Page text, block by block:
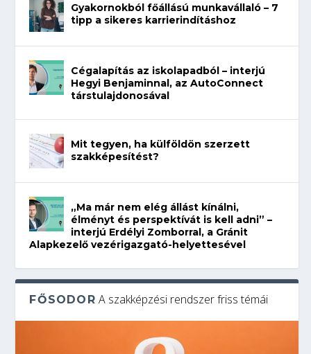
Gyakornokból főállású munkavállaló – 7
tipp a sikeres karrierindításhoz
Cégalapítás az iskolapadból – interjú
Hegyi Benjaminnal, az AutoConnect
társtulajdonosával
Mit tegyen, ha külföldön szerzett
szakképesítést?
„Ma már nem elég állást kínálni,
élményt és perspektívát is kell adni” –
interjú Erdélyi Zomborral, a Gránit
Alapkezelő vezérigazgató-helyettesével
FŐSODOR A szakképzési rendszer friss témái